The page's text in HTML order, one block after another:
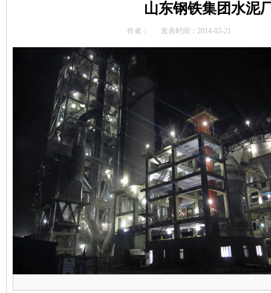
山东钢铁集团水泥
作者： 发表时间：2014-03-21